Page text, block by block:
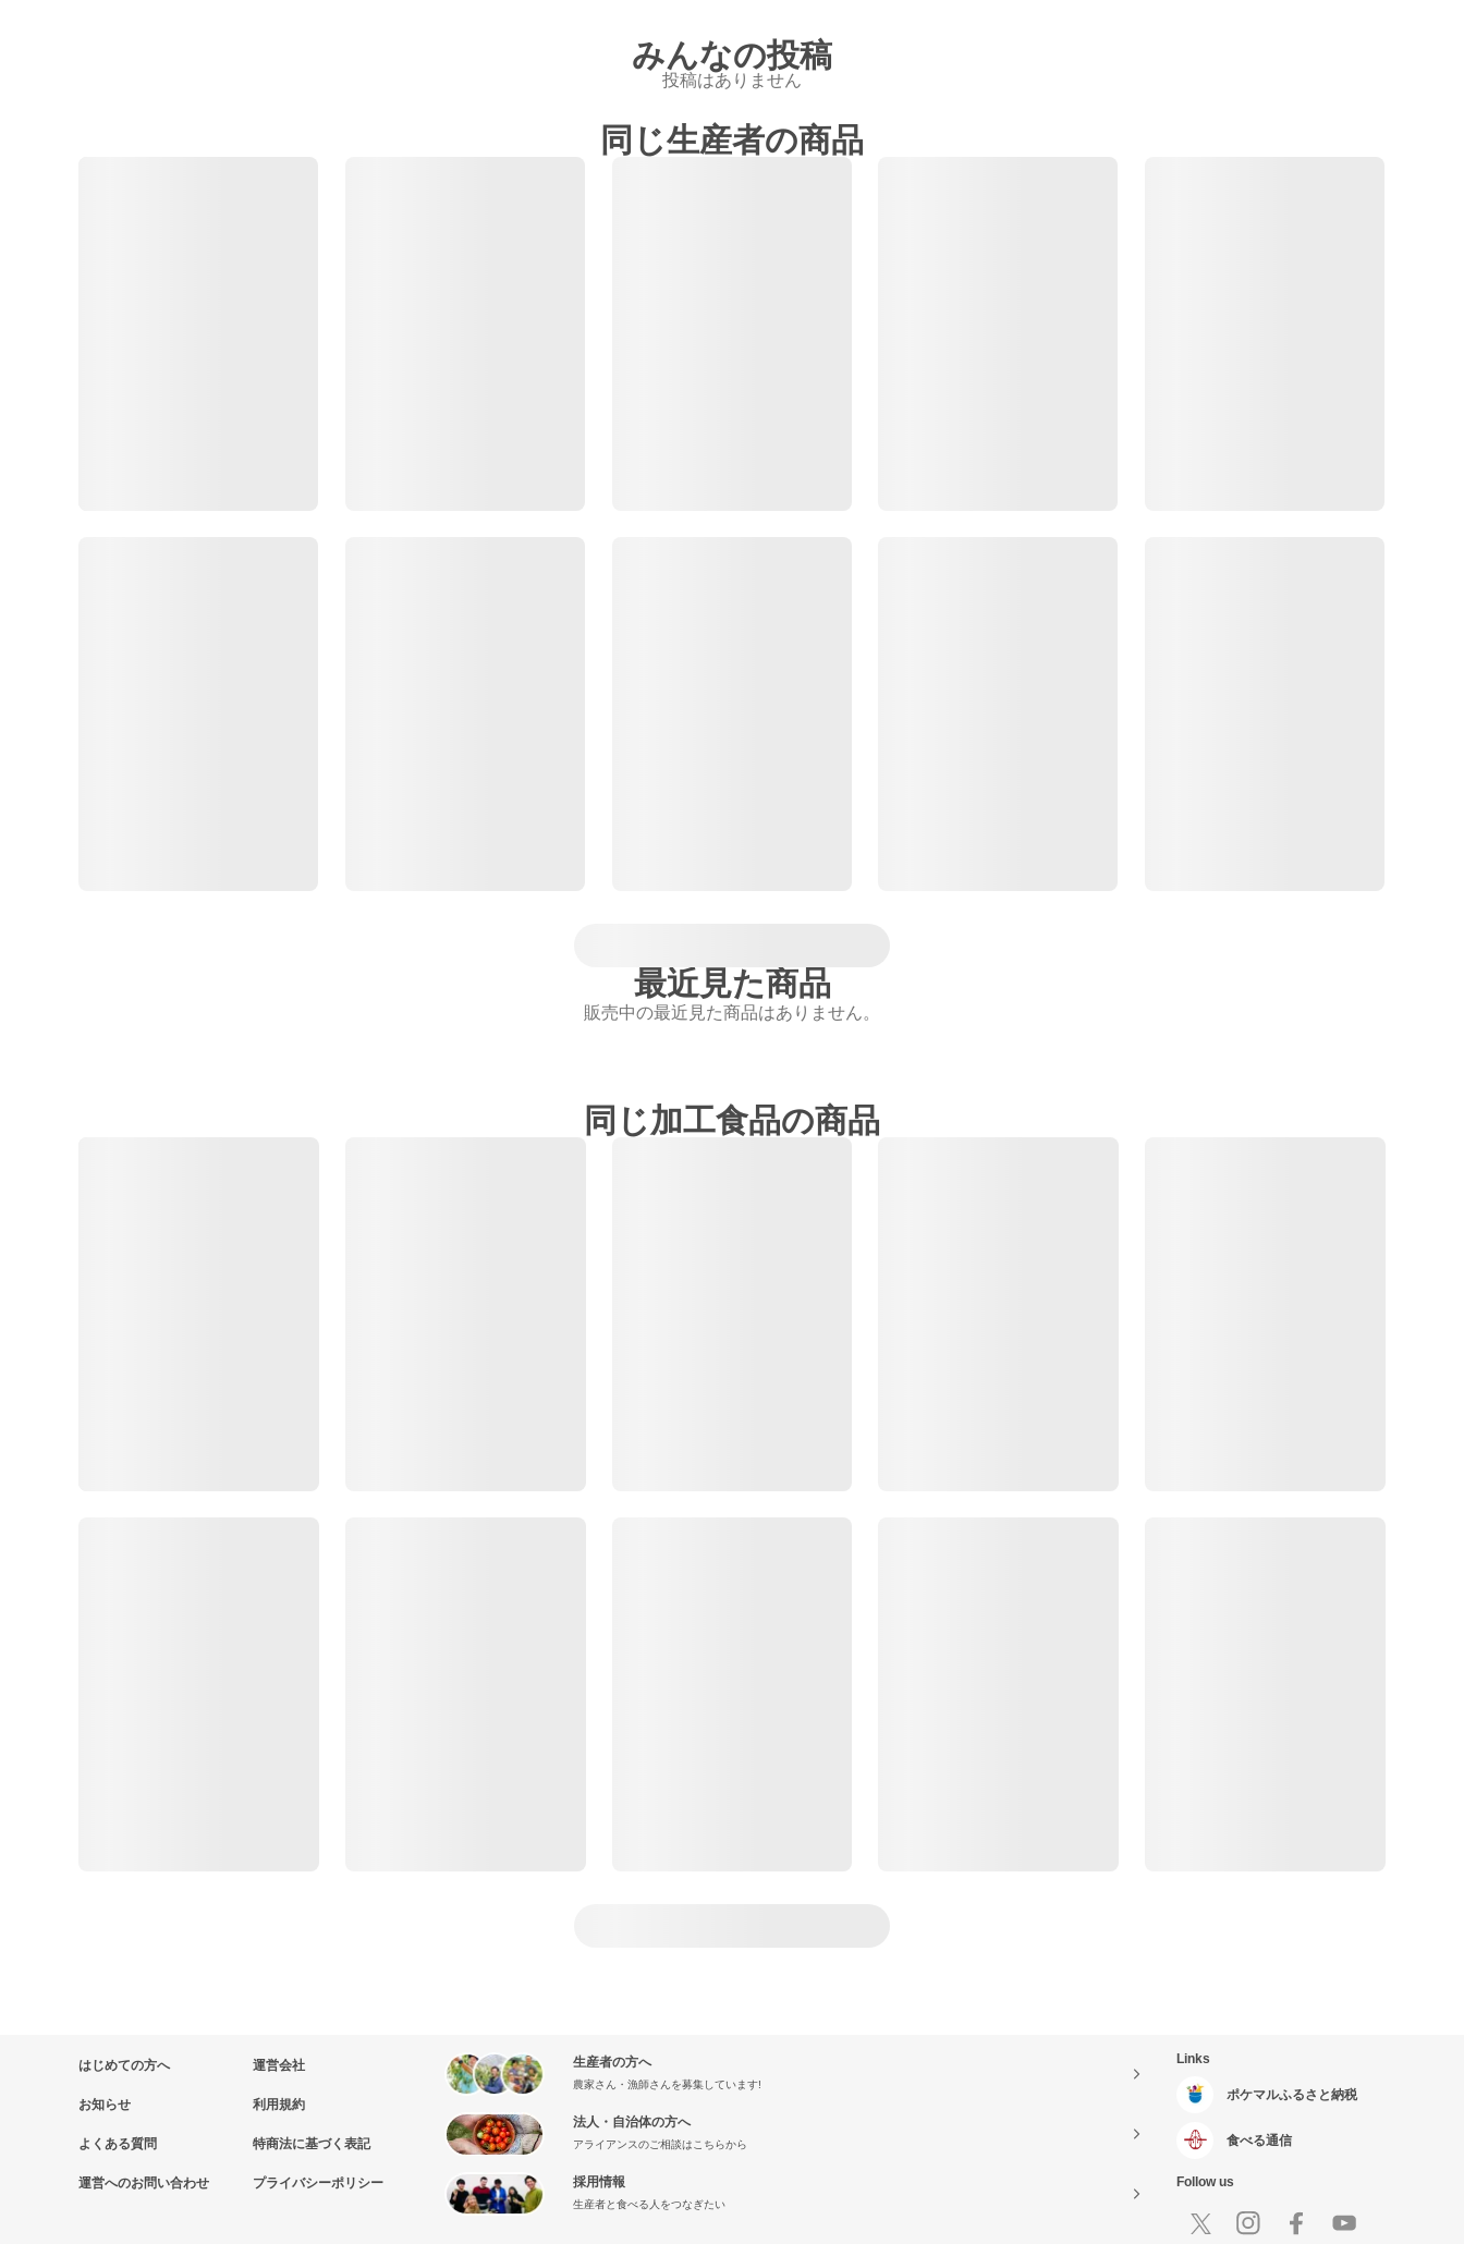
みんなの投稿
投稿はありません
同じ生産者の商品
最近見た商品
販売中の最近見た商品はありません。
同じ加工食品の商品
はじめての方へ
お知らせ
よくある質問
運営へのお問い合わせ
運営会社
利用規約
特商法に基づく表記
プライバシーポリシー
生産者の方へ
農家さん・漁師さんを募集しています!
法人・自治体の方へ
アライアンスのご相談はこちらから
採用情報
生産者と食べる人をつなぎたい
Links
ポケマルふるさと納税
食べる通信
Follow us